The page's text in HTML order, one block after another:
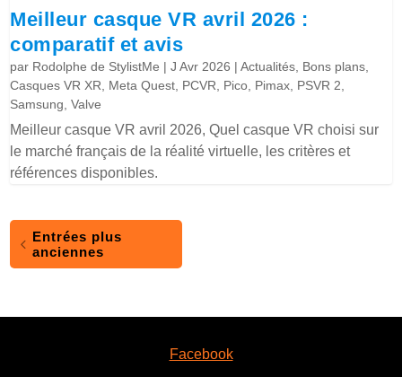
Meilleur casque VR avril 2026 :
comparatif et avis
par Rodolphe de StylistMe |J Avr 2026 |Actualités Bons plans
Casques VR XR
Meta Quest PCVR Pico Pimax PSVR 2
Samsung ,Valve
Meilleur casque VR avril 2026, Quel casque VR choisi sur
le marché français de la réalité virtuelle, les critères et
références disponibles.
Entrées plus
anciennes
Facebook